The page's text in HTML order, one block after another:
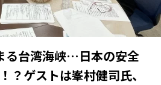
る台湾海峡…日本の安全
？ゲストは峯村健司氏、